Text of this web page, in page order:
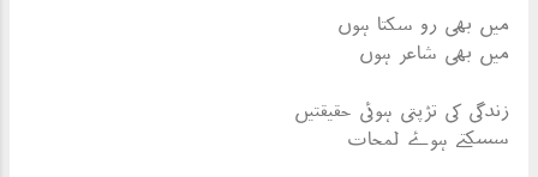
میں بھی رو سکتا ہوں
میں بھی شاعر ہوں
زندگی کی تڑپتی ہوئی حقیقتیں
سسکتے ہوۓ لمحات